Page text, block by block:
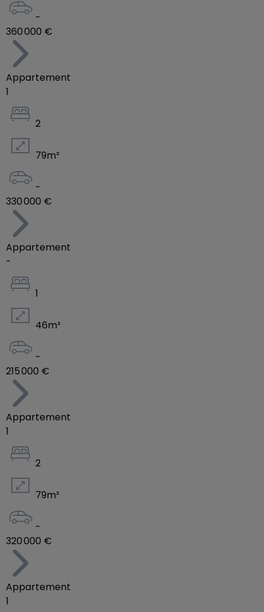
-
360 000 €
Appartement
1
2
79m²
-
330 000 €
Appartement
-
1
46m²
-
215 000 €
Appartement
1
2
79m²
-
320 000 €
Appartement
1